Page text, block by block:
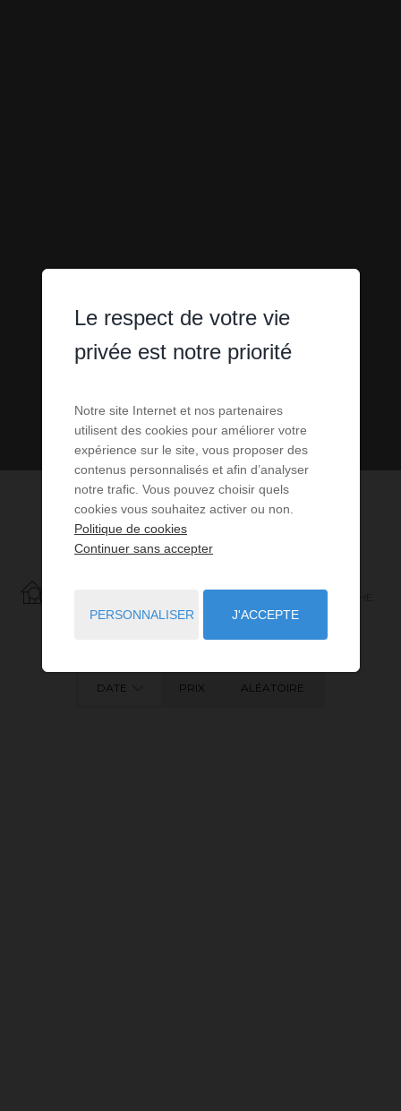
DATE PRIX ALÉATOIRE
Le respect de votre vie
privée est notre priorité
Notre site Internet et nos partenaires
utilisent des cookies pour améliorer votre
expérience sur le site, vous proposer des
contenus personnalisés et afin d’analyser
notre trafic. Vous pouvez choisir quels
cookies vous souhaitez activer ou non.
Politique de cookies
Continuer sans accepter
PERSONNALISER J'ACCEPTE